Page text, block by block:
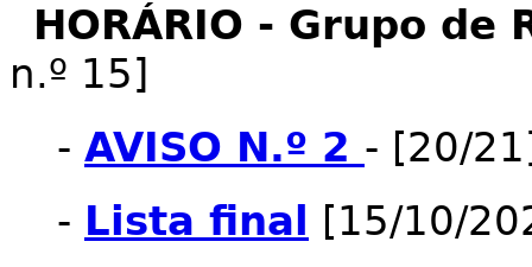
HORÁRIO - Grupo
n.º 15]
- AVISO N.º 2 - [20/
- Lista final [15/10/